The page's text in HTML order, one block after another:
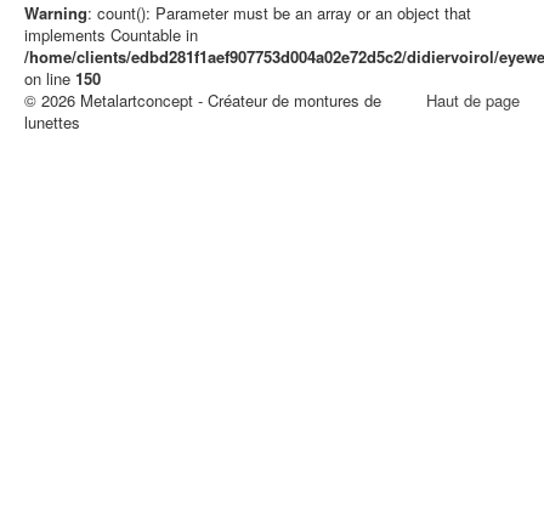
Warning: count(): Parameter must be an array or an object that
implements Countable in
/home/clients/edbd281f1aef907753d004a02e72d5c2/didiervoirol/
on line 150
Haut de page
© 2026 Metalartconcept - Créateur de montures de
lunettes